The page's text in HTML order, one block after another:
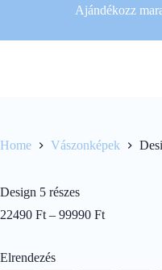
Ajándékozz
Home Vászonképek
Design 5 részes
22490 Ft – 99990 Ft
Elrendezés